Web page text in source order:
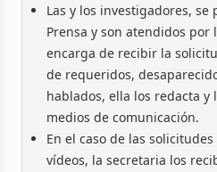
Las y los investigadores,
Prensa y son atendidos
encarga de recibir la
de requeridos,
hablados, ella los redacta y
medios de comunicación.
En el caso de las
vídeos, la secretaria los